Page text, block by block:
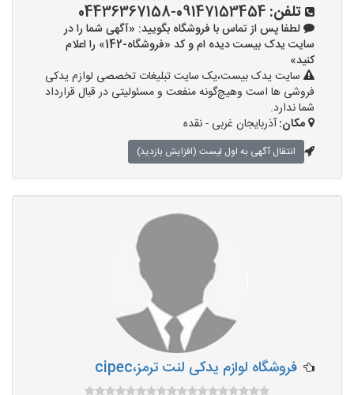
تلفن: 09147153454-04436367158
لطفا پس از تماس با فروشگاه بگویید: «آگهی شما را در
سایت یدک بیست دیده ام و کد «فروشگاه-142» را اعلام
کنید»
سایت یدک بیست،یک سایت تبلیغات تخصصی لوازم یدکی
فروشی ها است وهیچ‌گونه منفعت و مسئولیتی در قبال قرارداد
شما ندارد.
مکان:آذربایجان غربی - نقده
انتقال آگهی به اول لیست (افزایش بازدید)
فروشگاه لوازم یدکی لنت ترمز،cipec